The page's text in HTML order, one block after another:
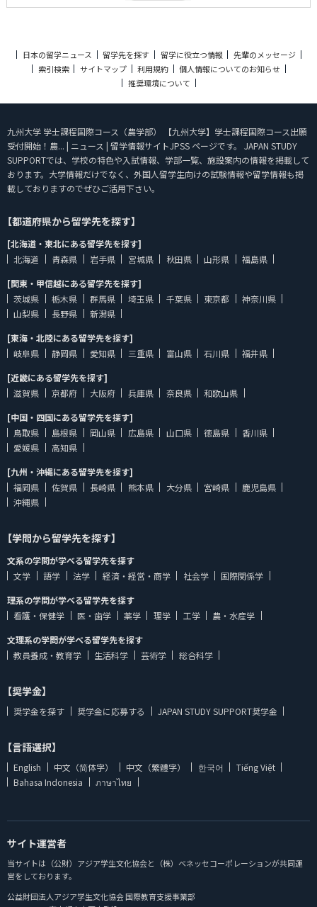
日本の留学ニュース 留学先を探す 留学に役立つ情報
先輩のメッセージ
索引検索
サイトマップ 利用規約
個人情報についてのお知らせ
推奨環境について
九州大学 学士課程国際コース（農学部） 【九州大学】学士課程国際コース出願
受付開始！農... | ニュース | 留学情報サイトJPSS ページです。 JAPAN STUDY
SUPPORTでは、学校の特色や入試情報、学部一覧、施設案内の情報を掲載して
おります。大学情報だけでなく、外国人留学生向けの試験情報や留学情報も掲
載しておりますのでぜひご活用下さい。
【都道府県から留学先を探す】
[北海道・東北にある留学先を探す]
北海道
青森県 岩手県 宮城県 秋田県 山形県
福島県
[関東・甲信越にある留学先を探す]
茨城県
栃木県 群馬県 埼玉県 千葉県 東京都
神奈川県
山梨県
長野県
新潟県
[東海・北陸にある留学先を探す]
岐阜県
静岡県 愛知県 三重県 富山県 石川県
福井県
[近畿にある留学先を探す]
滋賀県
京都府 大阪府 兵庫県 奈良県
和歌山県
[中国・四国にある留学先を探す]
鳥取県
島根県 岡山県 広島県 山口県 徳島県
香川県
愛媛県
高知県
[九州・沖縄にある留学先を探す]
福岡県
佐賀県 長崎県 熊本県 大分県 宮崎県
鹿児島県
沖縄県
【学問から留学先を探す】
文系の学問が学べる留学先を探す
文学
語学 法学 経済・経営・商学 社会学
国際関係学
理系の学問が学べる留学先を探す
看護・保健学
医・歯学 薬学 理学 工学
農・水産学
文理系の学問が学べる留学先を探す
教員養成・教育学
生活科学 芸術学 総合科学
【奨学金】
奨学金を探す 奨学金に応募する JAPAN STUDY SUPPORT奨学金
【言語選択】
English 中文（简体字） 中文（繁體字） 한국어
Tiếng Việt
Bahasa Indonesia
ภาษาไทย
サイト運営者
当サイトは（公財）アジア学生文化協会と（株）ベネッセコーポレーションが共同運
営をしております。
公益財団法人アジア学生文化協会 国際教育支援事業部